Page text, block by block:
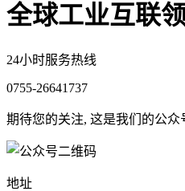
全球工业互联
24小时服务热线
0755-26641737
期待您的关注, 这是我们的公众
地址